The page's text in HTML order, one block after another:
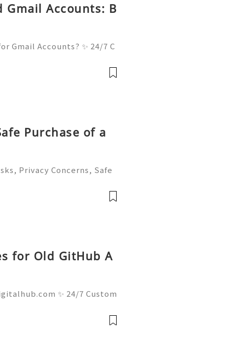
Gmail Accounts: B
Gmail Accounts? ✨ 24/7 C
Telegram: @usadi
Purchase of a
Privacy Concerns, Safe
to help you 24/7! 😊💯🔥
for Old GitHub A
✨ 24/7 Custom
Telegram: @usadigitalh
📧✨💎